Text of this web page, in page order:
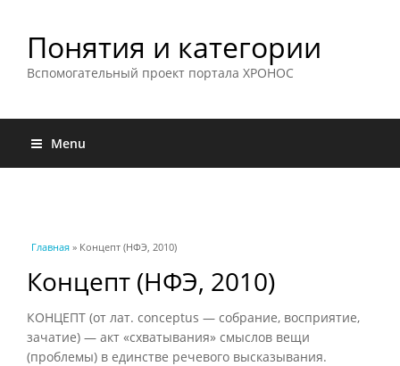
Понятия и категории
Вспомогательный проект портала ХРОНОС
Menu
Вы здесь
Главная » Концепт (НФЭ, 2010)
Концепт (НФЭ, 2010)
КОНЦЕПТ (от лат. conceptus — собрание, восприятие,
зачатие) — акт «схватывания» смыслов вещи
(проблемы) в единстве речевого высказывания.